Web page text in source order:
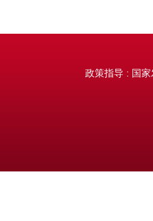
政策指导 : 国